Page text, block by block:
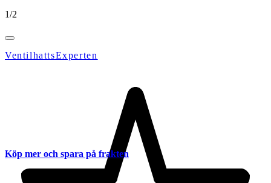
1/2
VentilhattsExperten
Köp mer och spara på frakten